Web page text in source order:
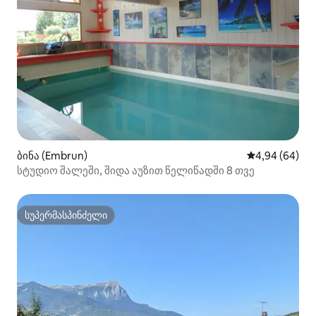
ბინა (Embrun) საშუალო
4,94 (64)
სტუდიო შალეში, შიდა აუზით წელიწადში 8 თვე
სუპერმასპინძელი
სუპერმასპინძელი